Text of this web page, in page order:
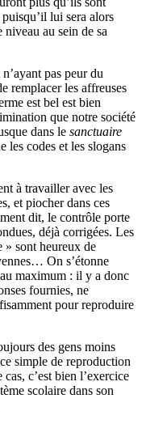
lui sera alors
niveau au sein de sa
pas peur du
remplacer les affreuses
est bel est bien
que notre société
dans le sanctuaire
les codes et les slogans
à travailler avec les
et piocher dans ces
dit, le contrôle porte
déjà corrigées. Les
» sont heureux de
On s’étonne
maximum : il y a donc
fournies, ne
pour reproduire
des gens moins
simple de reproduction
c’est bien l’exercice
scolaire dans son